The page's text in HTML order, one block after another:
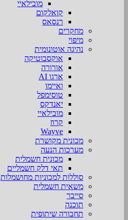
מובילאיי
קואלקום
רנסאס
מחקרים
מיפוי
נהיגה אוטונומית
אוקסבוטיקה
אורורה
ארגו AI
ואיימו
טוסימפל
יאנדקס
מובילאיי
קרוז
Wayve
מכונית מקושרת
מערכות הנעה
מכונית חשמלית
תאי דלק חשמליים
סוללות למכוניות מחושמלות
משאית חשמלית
סייבר
תוכנה
תחבורה שיתופית